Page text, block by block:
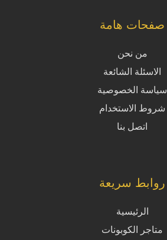
صفحات هامة
من نحن
الاسئلة الشائعة
سياسة الخصوصية
شروط الاستخدام
اتصل بنا
روابط سريعة
الرئيسية
متاجر الكوبونات